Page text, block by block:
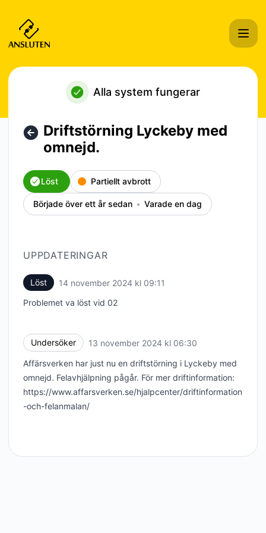
Alla system fungerar
Driftstörning Lyckeby med
omnejd.
Löst Partiellt avbrott
Började över ett år sedan Varade en dag
UPPDATERINGAR
Löst 14 november 2024 kl 09:11
Problemet va löst vid 02
Undersöker 13 november 2024 kl 06:30
Affärsverken har just nu en driftstörning i Lyckeby med
omnejd. Felavhjälpning pågår. För mer driftinformation:
https://www.affarsverken.se/hjalpcenter/driftinformation
-och-felanmalan/